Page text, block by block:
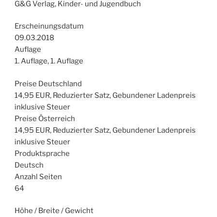
G&G Verlag, Kinder- und Jugendbuch
Erscheinungsdatum
09.03.2018
Auflage
1. Auflage, 1. Auflage
Preise Deutschland
14,95 EUR, Reduzierter Satz, Gebundener Ladenpreis
inklusive Steuer
Preise Österreich
14,95 EUR, Reduzierter Satz, Gebundener Ladenpreis
inklusive Steuer
Produktsprache
Deutsch
Anzahl Seiten
64
Höhe / Breite / Gewicht